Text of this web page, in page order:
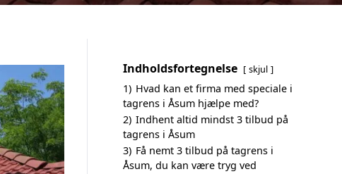
Indholdsfortegnelse skjul
1) Hvad kan et firma med speciale i
tagrens i Åsum hjælpe med?
2) Indhent altid mindst 3 tilbud på
tagrens i Åsum
3) Få nemt 3 tilbud på tagrens i
Åsum, du kan være tryg ved